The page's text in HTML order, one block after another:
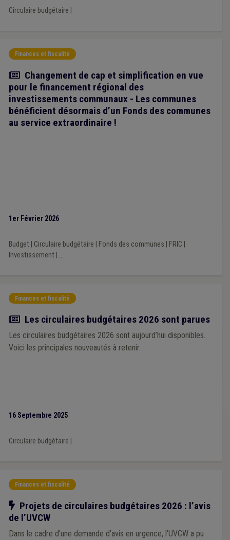
Circulaire budgétaire
Finances et fiscalité
Article
Changement de cap et simplification en vue
pour le financement régional des
investissements communaux - Les communes
bénéficient désormais d’un Fonds des communes
au service extraordinaire !
1er Février 2026
Budget| Circulaire budgétaire Fonds des communes FRIC
Investissement| ...
Finances et fiscalité
Actualité
Les circulaires budgétaires 2026 sont parues
Les circulaires budgétaires 2026 sont aujourd’hui disponibles.
Voici les principales nouveautés à retenir.
16 Septembre 2025
Circulaire budgétaire
Finances et fiscalité
Notre action
Projets de circulaires budgétaires 2026 : l’avis
de l’UVCW
Dans le cadre d’une demande d’avis en urgence, l’UVCW a pu